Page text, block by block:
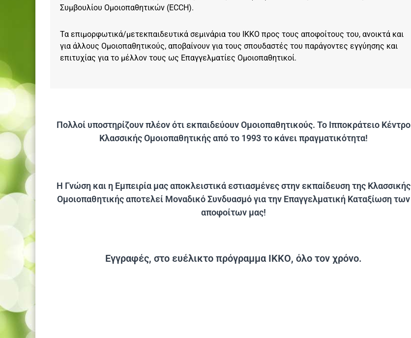
Συμβουλίου Ομοιοπαθητικών (ECCH).
Τα επιμορφωτικά/μετεκπαιδευτικά σεμινάρια του ΙΚΚΟ προς τους αποφοίτους του, ανοικτά και
για άλλους Ομοιοπαθητικούς, αποβαίνουν για τους σπουδαστές του παράγοντες εγγύησης και
επιτυχίας για το μέλλον τους ως Επαγγελματίες Ομοιοπαθητικοί.
Πολλοί υποστηρίζουν πλέον ότι εκπαιδεύουν Ομοιοπαθητικούς. Το Ιπποκράτειο Κέντρο
Κλασσικής Ομοιοπαθητικής από το 1993 το κάνει πραγματικότητα!
Η Γνώση και η Εμπειρία μας αποκλειστικά εστιασμένες στην εκπαίδευση της Κλασσικής
Ομοιοπαθητικής αποτελεί Μοναδικό Συνδυασμό για την Επαγγελματική Καταξίωση των
αποφοίτων μας!
Εγγραφές, στο ευέλικτο πρόγραμμα ΙΚΚΟ, όλο τον χρόνο.